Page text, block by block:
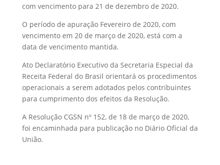
com vencimento para 21 de dezembro de 2020.
O período de apuração Fevereiro de 2020, com
vencimento em 20 de março de 2020, está com a
data de vencimento mantida.
Ato Declaratório Executivo da Secretaria Especial da
Receita Federal do Brasil orientará os procedimentos
operacionais a serem adotados pelos contribuintes
para cumprimento dos efeitos da Resolução.
A Resolução CGSN nº 152, de 18 de março de 2020,
foi encaminhada para publicação no Diário Ofícial da
União.